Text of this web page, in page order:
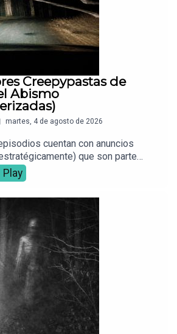
Creepypastas de
Abismo
martes, 4 de agosto de 2026
cuentan con anuncios
que son parte
para que este proyecto siga en pie.
por continuar con nosotros
la siguiente recopilación Y
de las mejores
de Voces del Abismo. Videos de
merecen ser adaptados al nuevo
mejor inmerción.📌 ¿Tienes una
Envíala a:
Play